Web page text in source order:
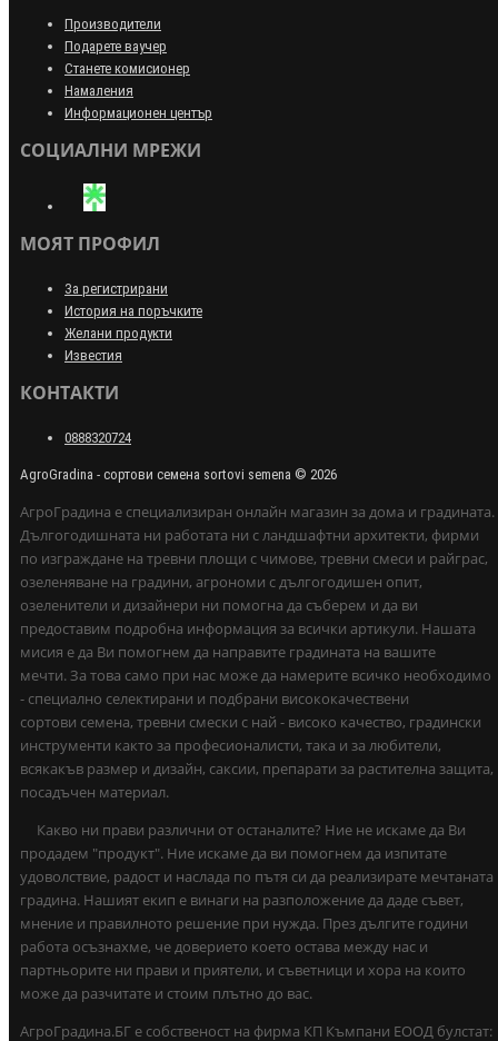
Производители
Подарете ваучер
Станете комисионер
Намаления
Информационен център
СОЦИАЛНИ МРЕЖИ
МОЯТ ПРОФИЛ
За регистрирани
История на поръчките
Желани продукти
Известия
КОНТАКТИ
0888320724
AgroGradina - сортови семена sortovi semena © 2026
АгроГрадина е специализиран онлайн магазин за дома и градината.
Дългогодишната ни работата ни с ландшафтни архитекти, фирми
по изграждане на тревни площи с чимове, тревни смеси и райграс,
озеленяване на градини, агрономи с дългогодишен опит,
озеленители и дизайнери ни помогна да съберем и да ви
предоставим подробна информация за всички артикули. Нашата
мисия е да Ви помогнем да направите градината на вашите
мечти. За това само при нас може да намерите всичко необходимо
- специално селектирани и подбрани висококачествени
сортови семена, тревни смески с най - високо качество, градински
инструменти както за професионалисти, така и за любители,
всякакъв размер и дизайн, саксии, препарати за растителна защита,
посадъчен материал.
Какво ни прави различни от останалите? Ние не искаме да Ви
продадем "продукт". Ние искаме да ви помогнем да изпитате
удоволствие, радост и наслада по пътя си да реализирате мечтаната
градина. Нашият екип е винаги на разположение да даде съвет,
мнение и правилното решение при нужда. През дългите години
работа осъзнахме, че доверието което остава между нас и
партньорите ни прави и приятели, и съветници и хора на които
може да разчитате и стоим плътно до вас.
АгроГрадина.БГ е собственост на фирма КП Къмпани ЕООД булстат: